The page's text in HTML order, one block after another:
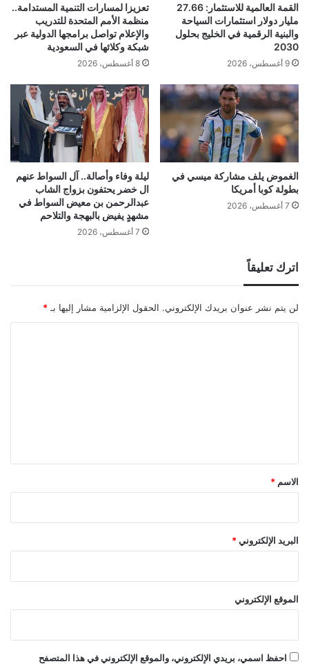
القمة العالمية للاستثمار: 27.66
مليار دولار استثمارات السياحة
والبنية الرقمية في الخليج بحلول
2030
9 أغسطس، 2026
تعزيزا لمسارات التنمية المستدامة..
منظمة الأمم المتحدة للتدريب
والإعلام تواصل برامجها الدولية عبر
شبكة وكلائها في السعودية
8 أغسطس، 2026
الغموض يلف مشاركة ميسي في
بطولة كوبا أمريكا
7 أغسطس، 2026
ليلة وفاء وأصالة.. آل السواط عنهم
ال خضر يحتفون بزواج الشاب
عبدالرحمن بن معيض السواط في
مشهدٍ يفيض بالبهجة والتلاحم
7 أغسطس، 2026
اترك تعليقاً
لن يتم نشر عنوان بريدك الإلكتروني. الحقول الإلزامية مشار إليها بـ *
*
الاسم *
البريد الإلكتروني*
الموقع الإلكتروني
احفظ اسمي، بريدي الإلكتروني، والموقع الإلكتروني في هذا المتصفح